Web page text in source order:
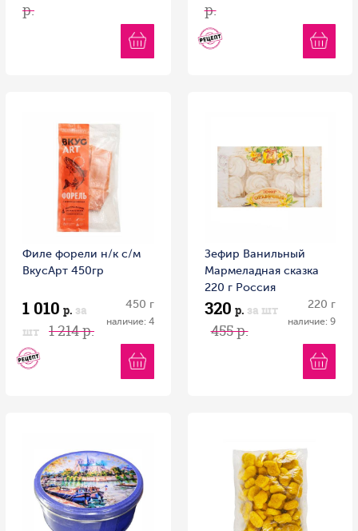
р.
р.
Филе форели н/к с/м
ВкусАрт 450гр
1 010 р. за
шт
1 214 р.
450 г
наличие: 4
Зефир Ванильный
Мармеладная сказка
220 г Россия
320 р. за шт
455 р.
220 г
наличие: 9